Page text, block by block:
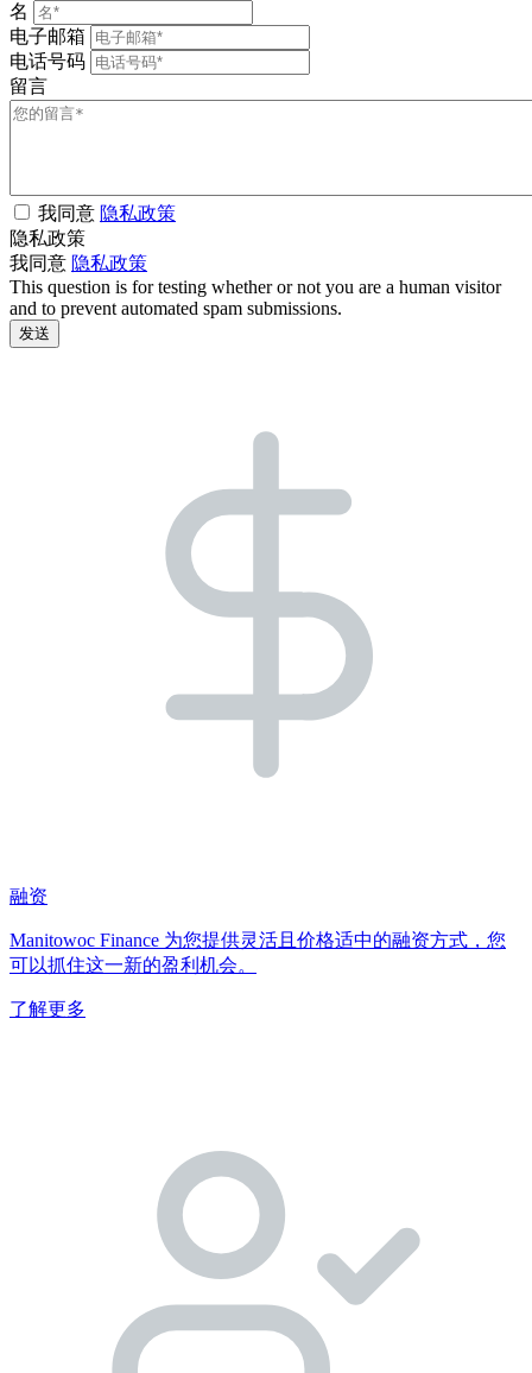
名
电子邮箱
电话号码
留言
我同意 隐私政策
隐私政策
我同意 隐私政策
This question is for testing whether or not you are a human visitor
and to prevent automated spam submissions.
融资
Manitowoc Finance 为您提供灵活且价格适中的融资方式，您
可以抓住这一新的盈利机会。
了解更多